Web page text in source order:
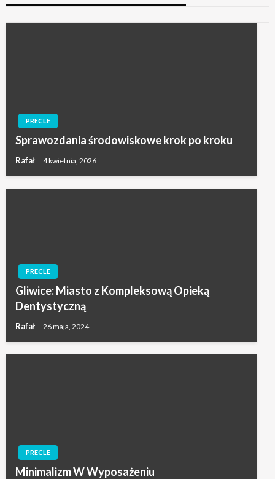
PRECLE
Sprawozdania środowiskowe krok po kroku
Rafał 4 kwietnia, 2026
PRECLE
Gliwice: Miasto z Kompleksową Opieką
Dentystyczną
Rafał 26 maja, 2024
PRECLE
Minimalizm W Wyposażeniu